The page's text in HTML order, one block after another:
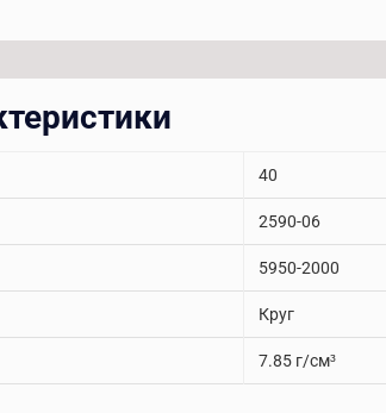
40
2590-06
5950-2000
Круг
7.85 г/см³